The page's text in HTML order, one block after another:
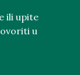
ili upite
u